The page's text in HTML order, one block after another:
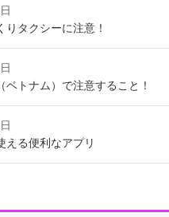
りタクシーに注意！
ベトナム）で注意すること！
える便利なアプリ